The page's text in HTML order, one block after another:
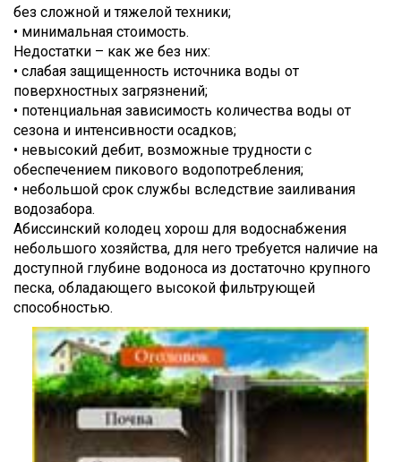
без сложной и тяжелой техники;
• минимальная стоимость.
Недостатки – как же без них:
• слабая защищенность источника воды от
поверхностных загрязнений;
• потенциальная зависимость количества воды от
сезона и интенсивности осадков;
• невысокий дебит, возможные трудности с
обеспечением пикового водопотребления;
• небольшой срок службы вследствие заиливания
водозабора.
Абиссинский колодец хорош для водоснабжения
небольшого хозяйства, для него требуется наличие на
доступной глубине водоноса из достаточно крупного
песка, обладающего высокой фильтрующей
способностью.